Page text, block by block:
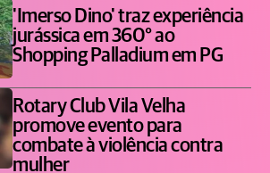
'Imerso Dino' traz experiência
jurássica em 360° ao
Shopping Palladium em PG
Rotary Club Vila Velha
promove evento para
combate à violência contra
mulher